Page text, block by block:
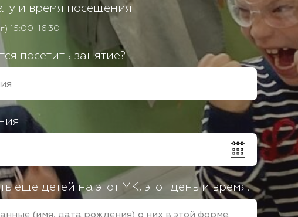
и время посещения
15:00-16:30
посетить занятие?
еще детей на этот МК, этот день и время.